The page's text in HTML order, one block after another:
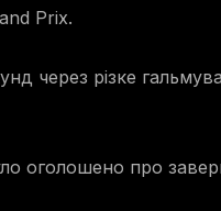
Prix.
через різке
оголошено про